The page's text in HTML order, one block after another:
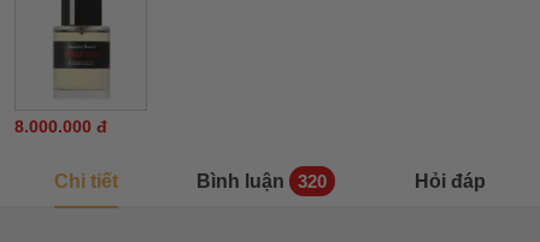
8.000.000 đ
Chi tiết Bình luận 320 Hỏi đáp